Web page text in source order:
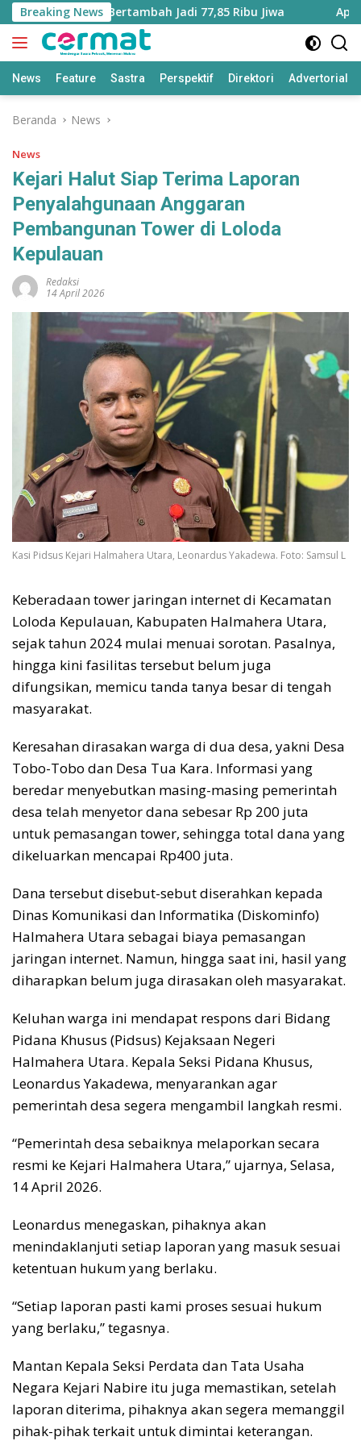
Langsung
ke
konten
Breaking News
Utara Bertambah Jadi 77,85 Ribu Jiwa Aplikasi
News Feature Sastra Perspektif Direktori Advertorial
Beranda News
News
Kejari Halut Siap Terima Laporan
Penyalahgunaan Anggaran
Pembangunan Tower di Loloda
Kepulauan
Redaksi
14 April 2026
Kasi Pidsus Kejari Halmahera Utara, Leonardus Yakadewa. Foto: Samsul L
Keberadaan tower jaringan internet di Kecamatan
Loloda Kepulauan, Kabupaten Halmahera Utara,
sejak tahun 2024 mulai menuai sorotan. Pasalnya,
hingga kini fasilitas tersebut belum juga
difungsikan, memicu tanda tanya besar di tengah
masyarakat.
Keresahan dirasakan warga di dua desa, yakni Desa
Tobo-Tobo dan Desa Tua Kara. Informasi yang
beredar menyebutkan masing-masing pemerintah
desa telah menyetor dana sebesar Rp 200 juta
untuk pemasangan tower, sehingga total dana yang
dikeluarkan mencapai Rp400 juta.
Dana tersebut disebut-sebut diserahkan kepada
Dinas Komunikasi dan Informatika (Diskominfo)
Halmahera Utara sebagai biaya pemasangan
jaringan internet. Namun, hingga saat ini, hasil yang
diharapkan belum juga dirasakan oleh masyarakat.
Keluhan warga ini mendapat respons dari Bidang
Pidana Khusus (Pidsus) Kejaksaan Negeri
Halmahera Utara. Kepala Seksi Pidana Khusus,
Leonardus Yakadewa, menyarankan agar
pemerintah desa segera mengambil langkah resmi.
“Pemerintah desa sebaiknya melaporkan secara
resmi ke Kejari Halmahera Utara,” ujarnya, Selasa,
14 April 2026.
Leonardus menegaskan, pihaknya akan
menindaklanjuti setiap laporan yang masuk sesuai
ketentuan hukum yang berlaku.
“Setiap laporan pasti kami proses sesuai hukum
yang berlaku,” tegasnya.
Mantan Kepala Seksi Perdata dan Tata Usaha
Negara Kejari Nabire itu juga memastikan, setelah
laporan diterima, pihaknya akan segera memanggil
pihak-pihak terkait untuk dimintai keterangan.